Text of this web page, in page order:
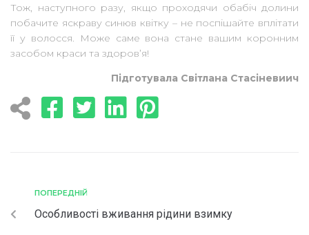
Тож, наступного разу, якщо проходячи обабіч долини
побачите яскраву синюв квітку – не поспішайте вплітати
її у волосся. Може саме вона стане вашим коронним
засобом краси та здоров’я!
Підготувала Світлана Стасіневиич
ПОПЕРЕДНІЙ
Особливості вживання рідини взимку